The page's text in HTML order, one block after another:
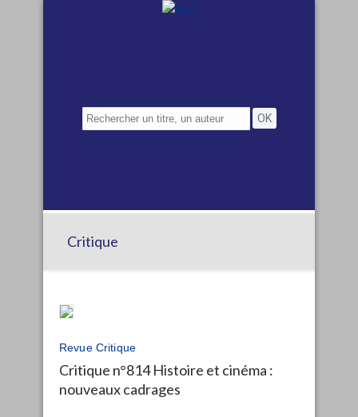
Critique
Revue Critique
Critique n°814 Histoire et cinéma :
nouveaux cadrages